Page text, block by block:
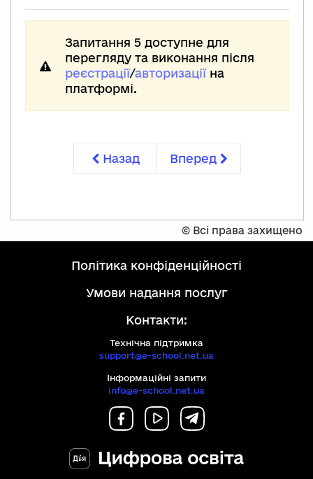
Запитання 5 доступне для
перегляду та виконання після
реєстрації/авторизаціїна
платформі.
Назад Вперед
© Всі права захищено
політика конфіденційності
умови надання послуг
Контакти:
Технічна підтримка
support@e-school.net.ua
Інформаційні запити
info@e-school.net.ua